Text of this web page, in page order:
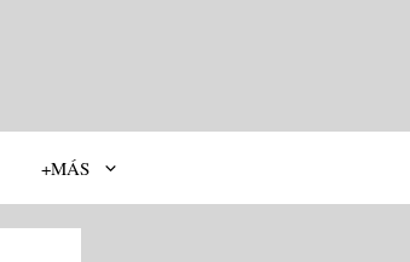
+MÁS